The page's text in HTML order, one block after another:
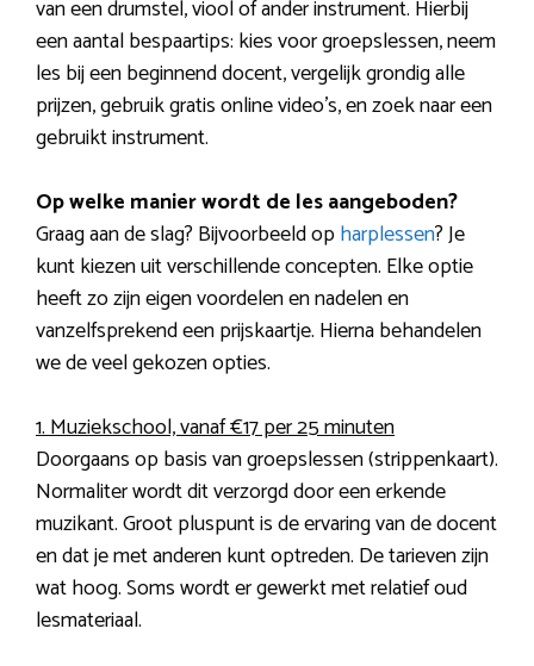
van een drumstel, viool of ander instrument. Hierbij
een aantal bespaartips: kies voor groepslessen, neem
les bij een beginnend docent, vergelijk grondig alle
prijzen, gebruik gratis online video’s, en zoek naar een
gebruikt instrument.
Op welke manier wordt de les aangeboden?
Graag aan de slag? Bijvoorbeeld opharplessen? Je
kunt kiezen uit verschillende concepten. Elke optie
heeft zo zijn eigen voordelen en nadelen en
vanzelfsprekend een prijskaartje. Hierna behandelen
we de veel gekozen opties.
1. Muziekschool, vanaf €17 per 25 minuten
Doorgaans op basis van groepslessen (strippenkaart).
Normaliter wordt dit verzorgd door een erkende
muzikant. Groot pluspunt is de ervaring van de docent
en dat je met anderen kunt optreden. De tarieven zijn
wat hoog. Soms wordt er gewerkt met relatief oud
lesmateriaal.